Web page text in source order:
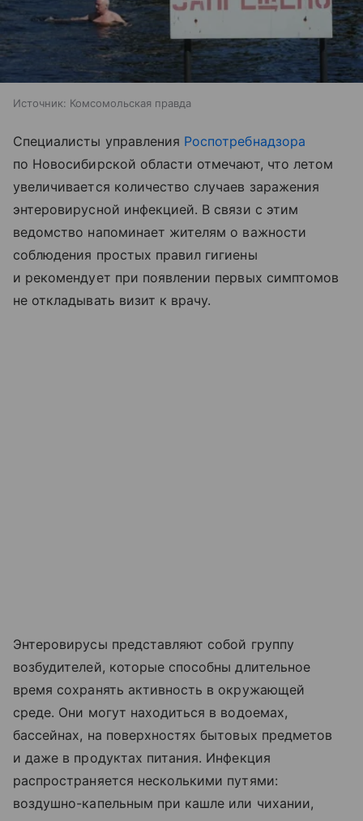
Источник: Комсомольская правда
Специалисты управления Роспотребнадзора
по Новосибирской области отмечают, что летом
увеличивается количество случаев заражения
энтеровирусной инфекцией. В связи с этим
ведомство напоминает жителям о важности
соблюдения простых правил гигиены
и рекомендует при появлении первых симптомов
не откладывать визит к врачу.
Энтеровирусы представляют собой группу
возбудителей, которые способны длительное
время сохранять активность в окружающей
среде. Они могут находиться в водоемах,
бассейнах, на поверхностях бытовых предметов
и даже в продуктах питания. Инфекция
распространяется несколькими путями:
воздушно-капельным при кашле или чихании,